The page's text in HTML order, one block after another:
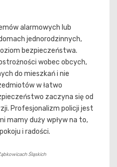
alarmowych lub
jednorodzinnych,
bezpieczeństwa.
wobec obcych,
do mieszkań i nie
w łatwo
zaczyna się od
Profesjonalizm policji jest
mamy duży wpływ na to,
i radości.
Śląskich